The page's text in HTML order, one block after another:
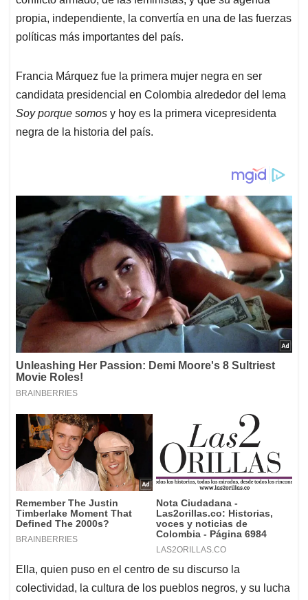
propia, independiente, la convertía en una de las fuerzas
políticas más importantes del país.
Francia Márquez fue la primera mujer negra en ser
candidata presidencial en Colombia alrededor del lema
Soy porque somos y hoy es la primera vicepresidenta
negra de la historia del país.
Ella, quien puso en el centro de su discurso la
colectividad, la cultura de los pueblos negros, y su lucha